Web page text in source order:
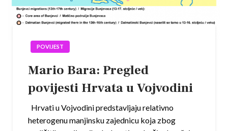
POVIJEST
Mario Bara: Pregled
povijesti Hrvata u Vojvodini
Hrvati u Vojvodini predstavljaju relativno
heterogenu manjinsku zajednicu koja zbog